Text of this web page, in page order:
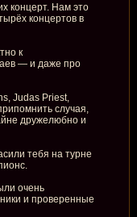
концерт. Нам это
концертов в
к
— и даже про
Judas Priest,
случая,
дружелюбно и
тебя на турне
очень
и проверенные